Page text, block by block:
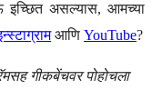
इच्छित असल्यास, आमच्या
आणि YouTube?
गीकबेंचवर पोहोचला